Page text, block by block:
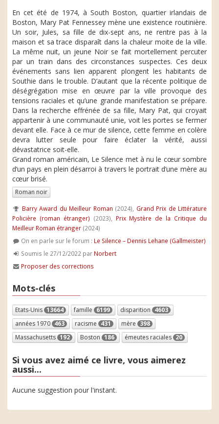
En cet été de 1974, à South Boston, quartier irlandais de
Boston, Mary Pat Fennessey mène une existence routinière.
Un soir, Jules, sa fille de dix-sept ans, ne rentre pas à la
maison et sa trace disparaît dans la chaleur moite de la ville.
La même nuit, un jeune Noir se fait mortellement percuter
par un train dans des circonstances suspectes. Ces deux
événements sans lien apparent plongent les habitants de
Southie dans le trouble. D’autant que la récente politique de
déségrégation mise en œuvre par la ville provoque des
tensions raciales et qu’une grande manifestation se prépare.
Dans la recherche effrénée de sa fille, Mary Pat, qui croyait
appartenir à une communauté unie, voit les portes se fermer
devant elle. Face à ce mur de silence, cette femme en colère
devra lutter seule pour faire éclater la vérité, aussi
dévastatrice soit-elle.
Grand roman américain, Le Silence met à nu le cœur sombre
d’un pays en plein désarroi à travers le portrait d’une mère au
cœur brisé.
Roman noir
Barry Award du Meilleur Roman (2024), Grand Prix de Littérature
Policière (roman étranger) (2023), Prix Mystère de la Critique du
Meilleur Roman étranger (2024)
On en parle sur le forum : Le Silence – Dennis Lehane (Gallmeister)
Soumis le 27/12/2022 par Norbert
Proposer des corrections
Mots-clés
Etats-Unis 13664 famille 6199 disparition 4603
années 1970 463 racisme 431 mère 398
Massachusetts 192 Boston 186 émeutes raciales 20
Si vous avez aimé ce livre, vous aimerez
aussi...
Aucune suggestion pour l'instant.